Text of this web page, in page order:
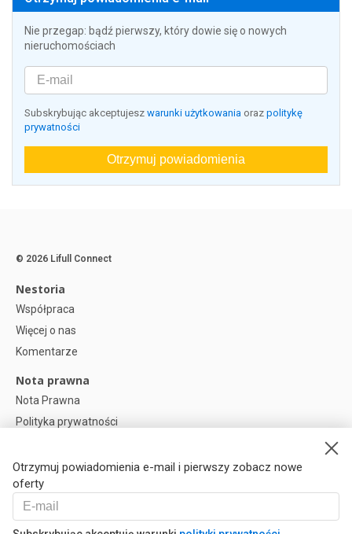
Nie przegap: bądź pierwszy, który dowie się o nowych
nieruchomościach
Subskrybując akceptujesz warunki użytkowania oraz politykę
prywatności
Otrzymuj powiadomienia
Otrzymuj powiadomienia e-mail i pierwszy zobacz nowe
oferty
© 2026 Lifull Connect
Nestoria
Współpraca
Więcej o nas
Komentarze
Nota prawna
Nota Prawna
Polityka prywatności
Preferencje plików cookie
Help
Pytania